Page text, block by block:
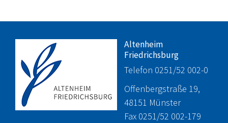
Altenheim
Friedrichsburg
Telefon 0251/52 002-0
Offenbergstraße 19,
48151 Münster
Fax 0251/52 002-179